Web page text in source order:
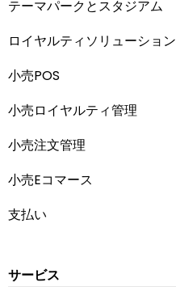
テーマパークとスタジアム
ロイヤルティソリューション
小売POS
小売ロイヤルティ管理
小売注文管理
小売Eコマース
支払い
サービス